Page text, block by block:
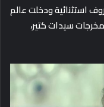
استثنائية ودخلت عالم
سيدات كتير،